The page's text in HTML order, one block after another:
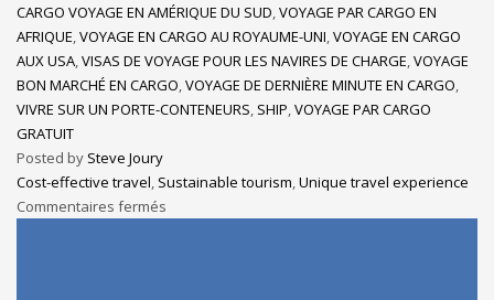
CARGO VOYAGE EN AMÉRIQUE DU SUD,VOYAGE PAR CARGO EN
AFRIQUE,VOYAGE EN CARGO AU ROYAUME-UNI,VOYAGE EN CARGO
AUX USA,VISAS DE VOYAGE POUR LES NAVIRES DE CHARGE,VOYAGE
BON MARCHÉ EN CARGO,VOYAGE DE DERNIÈRE MINUTE EN CARGO,
VIVRE SUR UN PORTE-CONTENEURS, SHIP,VOYAGE PAR CARGO
GRATUIT
Posted by Steve Joury
Cost-effective travel, Sustainable tourism,Unique travel experience
Commentaires fermés